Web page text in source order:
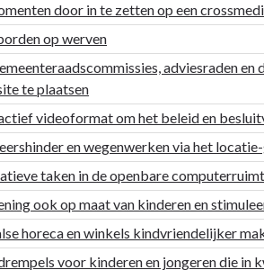
door in te zetten op een
op werven
adviesraden
te plaatsen
videoformat om het beleid en
en wegenwerken via het
taken in de openbare
ook op maat van kinderen en
horeca en winkels kindvriendelijker
voor kinderen en jongeren die